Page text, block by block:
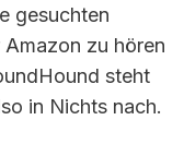
gesuchten
zu hören
steht
in Nichts nach.